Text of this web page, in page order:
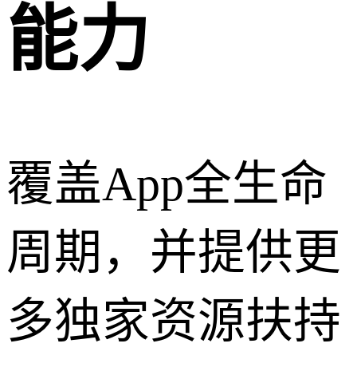
能力
覆盖App全生命
周期，并提供更
多独家资源扶持